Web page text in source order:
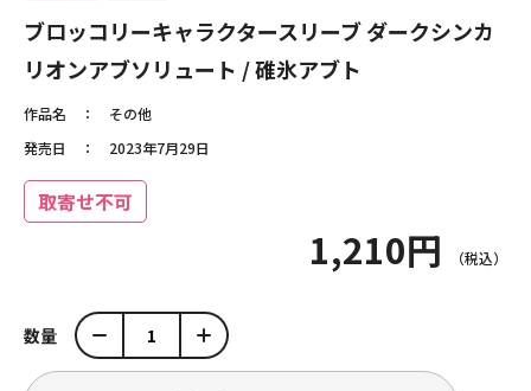
ブロッコリーキャラクタースリーブ ダークシンカ
リオンアブソリュート / 碓氷アブト
作品名
その他
発売日
2023年7月29日
取寄せ不可
1,210円
数量